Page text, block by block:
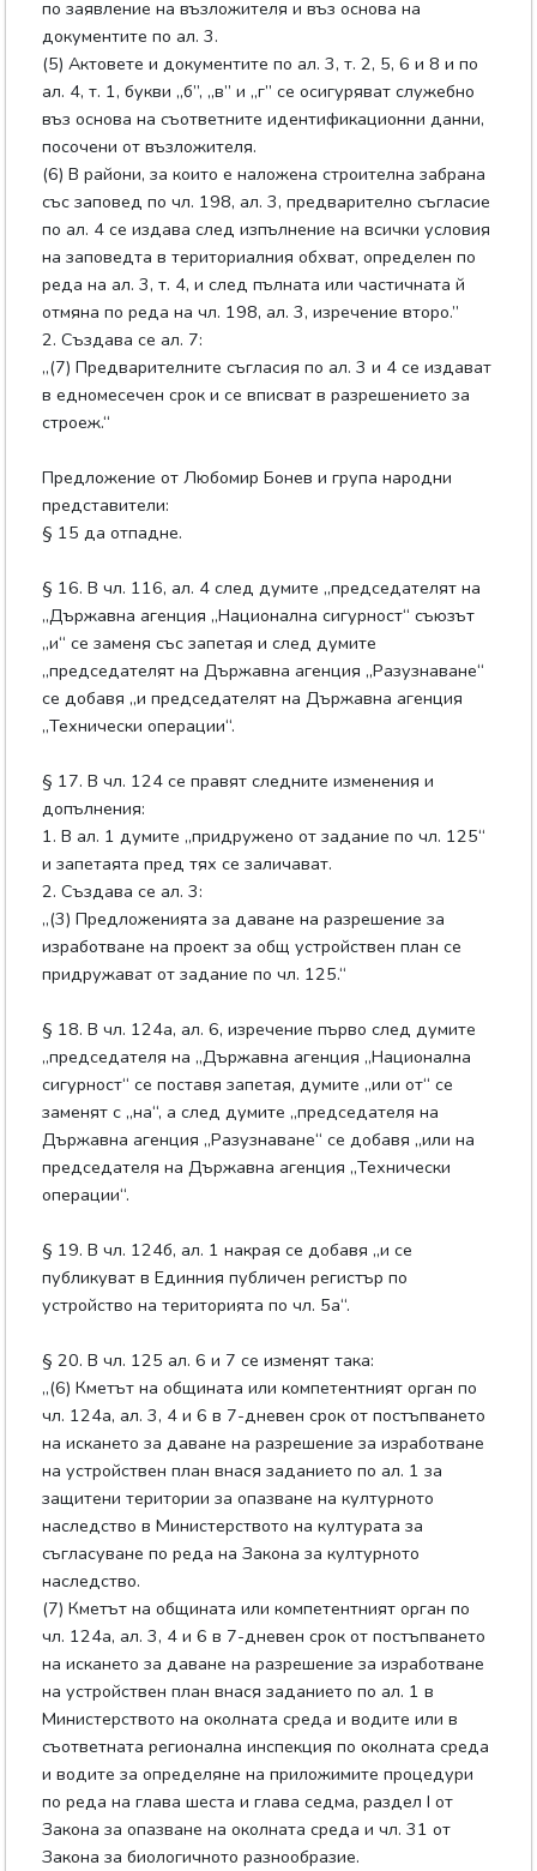
по заявление на възложителя и въз основа на
документите по ал. 3.
(5) Актовете и документите по ал. 3, т. 2, 5, 6 и 8 и по
ал. 4, т. 1, букви „б”, „в” и „г” се осигуряват служебно
въз основа на съответните идентификационни данни,
посочени от възложителя.
(6) В райони, за които е наложена строителна забрана
със заповед по чл. 198, ал. 3, предварително съгласие
по ал. 4 се издава след изпълнение на всички условия
на заповедта в териториалния обхват, определен по
реда на ал. 3, т. 4, и след пълната или частичната й
отмяна по реда на чл. 198, ал. 3, изречение второ.”
2. Създава се ал. 7:
„(7) Предварителните съгласия по ал. 3 и 4 се издават
в едномесечен срок и се вписват в разрешението за
строеж.“
Предложение от Любомир Бонев и група народни
представители:
§ 15 да отпадне.
§ 16. В чл. 116, ал. 4 след думите „председателят на
„Държавна агенция „Национална сигурност“ съюзът
„и“ се заменя със запетая и след думите
„председателят на Държавна агенция „Разузнаване“
се добавя „и председателят на Държавна агенция
„Технически операции“.
§ 17. В чл. 124 се правят следните изменения и
допълнения:
1. В ал. 1 думите „придружено от задание по чл. 125“
и запетаята пред тях се заличават.
2. Създава се ал. 3:
„(3) Предложенията за даване на разрешение за
изработване на проект за общ устройствен план се
придружават от задание по чл. 125.“
§ 18. В чл. 124а, ал. 6, изречение първо след думите
„председателя на „Държавна агенция „Национална
сигурност“ се поставя запетая, думите „или от“ се
заменят с „на“, а след думите „председателя на
Държавна агенция „Разузнаване“ се добавя „или на
председателя на Държавна агенция „Технически
операции“.
§ 19. В чл. 124б, ал. 1 накрая се добавя „и се
публикуват в Единния публичен регистър по
устройство на територията по чл. 5а“.
§ 20. В чл. 125 ал. 6 и 7 се изменят така:
„(6) Кметът на общината или компетентният орган по
чл. 124а, ал. 3, 4 и 6 в 7-дневен срок от постъпването
на искането за даване на разрешение за изработване
на устройствен план внася заданието по ал. 1 за
защитени територии за опазване на културното
наследство в Министерството на културата за
съгласуване по реда на Закона за културното
наследство.
(7) Кметът на общината или компетентният орган по
чл. 124а, ал. 3, 4 и 6 в 7-дневен срок от постъпването
на искането за даване на разрешение за изработване
на устройствен план внася заданието по ал. 1 в
Министерството на околната среда и водите или в
съответната регионална инспекция по околната среда
и водите за определяне на приложимите процедури
по реда на глава шеста и глава седма, раздел I от
Закона за опазване на околната среда и чл. 31 от
Закона за биологичното разнообразие.